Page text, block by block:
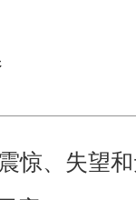
惊、失望